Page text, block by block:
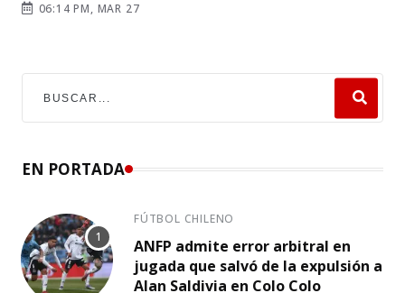
06:14 PM, MAR 27
EN PORTADA
FÚTBOL CHILENO
ANFP admite error arbitral en
jugada que salvó de la expulsión a
Alan Saldivia en Colo Colo